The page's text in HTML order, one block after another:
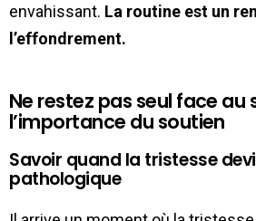
envahissant. La routine est un
l’effondrement.
Ne restez pas seul face au
l’importance du soutien
Savoir quand la tristesse
pathologique